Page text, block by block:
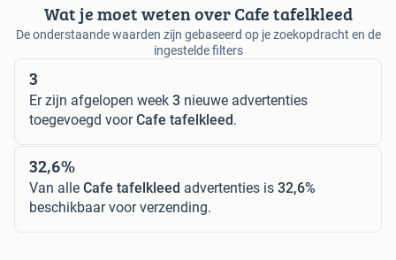
Wat je moet weten over Cafe tafelkleed
De onderstaande waarden zijn gebaseerd op je zoekopdracht en de
ingestelde filters
3
Er zijn afgelopen week 3 nieuwe advertenties
toegevoegd voorCafe tafelkleed.
32,6%
Van alle Cafe tafelkleed advertenties is 32,6%
beschikbaar voor verzending.